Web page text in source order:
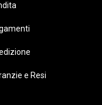
e Resi